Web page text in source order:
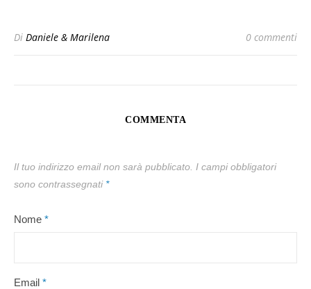
Di Daniele & Marilena 0 commenti
COMMENTA
Il tuo indirizzo email non sarà pubblicato. I campi obbligatori
sono contrassegnati *
Nome *
Email *